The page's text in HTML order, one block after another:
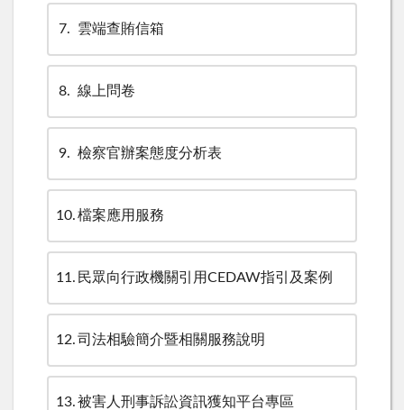
7 雲端查賄信箱
8 線上問卷
9 檢察官辦案態度分析表
10 檔案應用服務
11 民眾向行政機關引用CEDAW指引及案例
12 司法相驗簡介暨相關服務說明
13 被害人刑事訴訟資訊獲知平台專區